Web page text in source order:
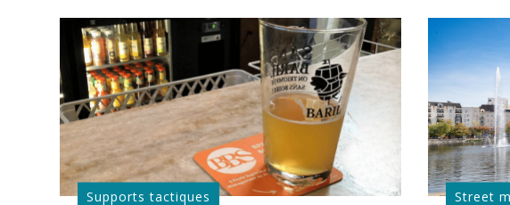
Supports tactiques Street